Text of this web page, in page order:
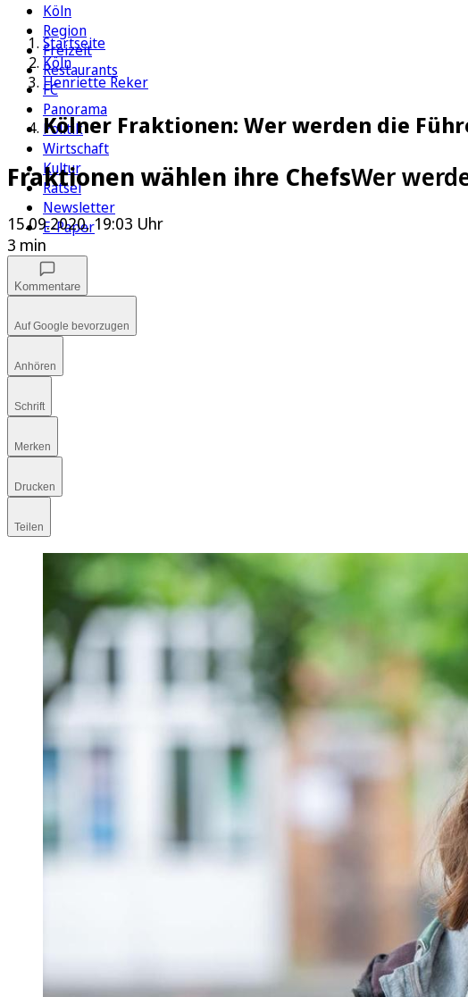
Köln
Region
Freizeit
Restaurants
FC
Panorama
Politik
Wirtschaft
Kultur
Rätsel
Newsletter
E-Paper
Startseite
Köln
Henriette Reker
Kölner Fraktionen: Wer werden die
Fraktionen wählen ihre ChefsWer
15.09.2020, 19:03 Uhr
3 min
Kommentare
Auf Google bevorzugen
Anhören
Schrift
Merken
Drucken
Teilen